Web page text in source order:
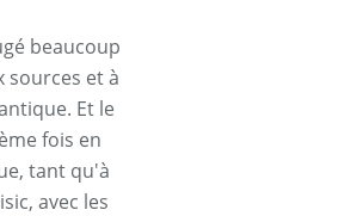
beaucoup
sources et à
Et le
fois en
tant qu'à
avec les